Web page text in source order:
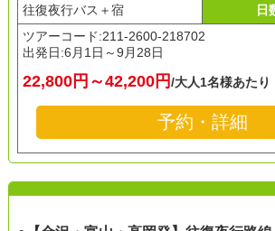
往復夜行バス＋宿
日
ツアーコード:211-2600-218702
出発日:6月1日～9月28日
22,800円～42,200円/大人1名様あたり
予約・詳細